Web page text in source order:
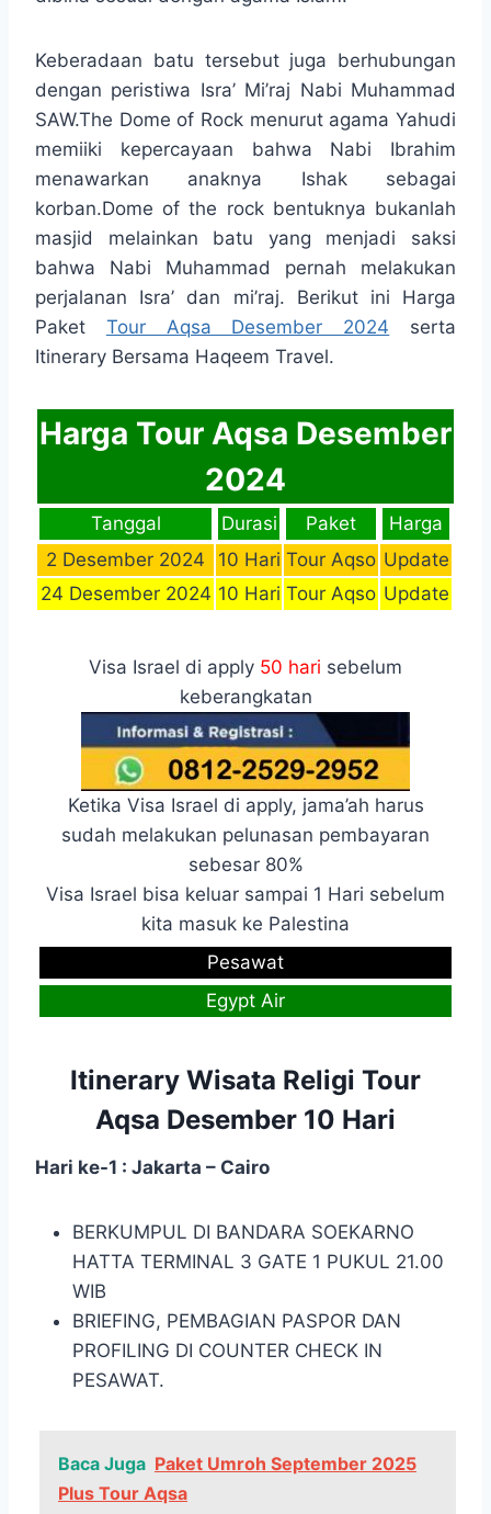
Keberadaan batu tersebut juga berhubungan
dengan peristiwa Isra’ Mi’raj Nabi Muhammad
SAW.The Dome of Rock menurut agama Yahudi
memiiki kepercayaan bahwa Nabi Ibrahim
menawarkan anaknya Ishak sebagai
korban.Dome of the rock bentuknya bukanlah
masjid melainkan batu yang menjadi saksi
bahwa Nabi Muhammad pernah melakukan
perjalanan Isra’ dan mi’raj. Berikut ini Harga
Paket Tour Aqsa Desember 2024 serta
Itinerary Bersama Haqeem Travel.
Harga Tour Aqsa Desember
2024
Tanggal Durasi Paket
Harga
2 Desember 2024
10 Hari Tour Aqso Update
24 Desember 2024 10 Hari Tour Aqso Update
Visa Israel di apply 50 hari sebelum
keberangkatan
Ketika Visa Israel di apply, jama’ah harus
sudah melakukan pelunasan pembayaran
sebesar 80%
Visa Israel bisa keluar sampai 1 Hari sebelum
kita masuk ke Palestina
Pesawat
Egypt Air
Itinerary Wisata Religi Tour
Aqsa Desember 10 Hari
Hari ke-1 : Jakarta – Cairo
BERKUMPUL DI BANDARA SOEKARNO
HATTA TERMINAL 3 GATE 1 PUKUL 21.00
WIB
BRIEFING, PEMBAGIAN PASPOR DAN
PROFILING DI COUNTER CHECK IN
PESAWAT.
Baca Juga Paket Umroh September 2025
Plus Tour Aqsa